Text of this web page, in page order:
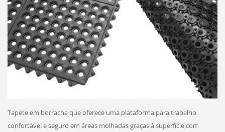
Tapete em borracha que oferece uma plataforma para trabalho
confortável e seguro em áreas molhadas graças à superfície com